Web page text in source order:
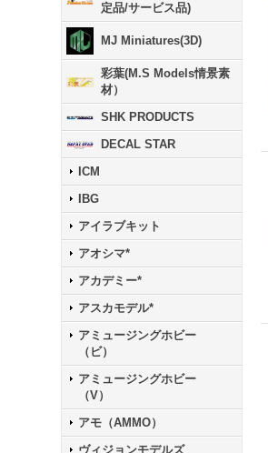
定品/サービス品)
MJ Miniatures(3D)
彩葉(M.S Models情景素
材）
SHK PRODUCTS
DECAL STAR
ICM
IBG
アイラブキット
アオシマ*
アカデミー*
アスカモデル*
アミュージングホビー
（ビ）
アミュージングホビー
（V）
アモ（AMMO）
ヴィジョンモデルズ